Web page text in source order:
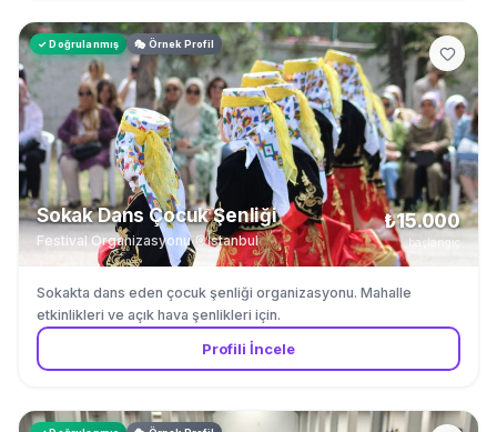
✓ Doğrulanmış 🎭 Örnek Profil
Sokak Dans Çocuk Şenliği
Festival Organizasyonu· İstanbul
₺15.000
başlangıç
Sokakta dans eden çocuk şenliği organizasyonu. Mahalle
etkinlikleri ve açık hava şenlikleri için.
Profili İncele